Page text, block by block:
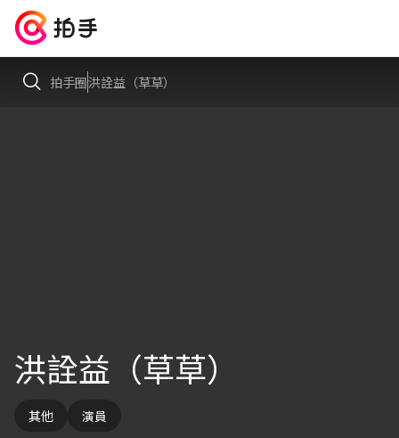
拍手圈洪詮益（草草）
洪詮益（草草）
其他 演員